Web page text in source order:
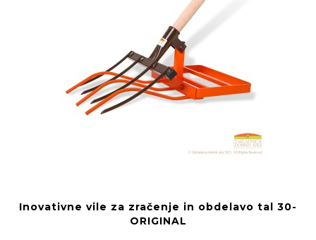
Inovativne vile za zračenje in obdelavo tal 30-
ORIGINAL